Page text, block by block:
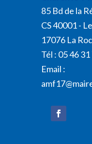
85 Bd de la
CS 40001 -
17076 La
Tél : 05 46
Email :